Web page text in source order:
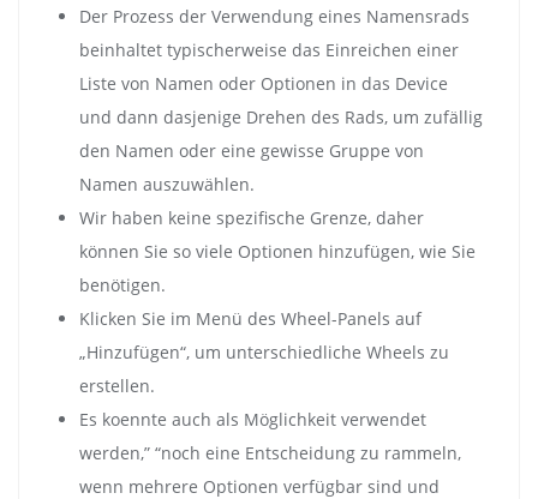
Der Prozess der Verwendung eines Namensrads
beinhaltet typischerweise das Einreichen einer
Liste von Namen oder Optionen in das Device
und dann dasjenige Drehen des Rads, um zufällig
den Namen oder eine gewisse Gruppe von
Namen auszuwählen.
Wir haben keine spezifische Grenze, daher
können Sie so viele Optionen hinzufügen, wie Sie
benötigen.
Klicken Sie im Menü des Wheel-Panels auf
„Hinzufügen“, um unterschiedliche Wheels zu
erstellen.
Es koennte auch als Möglichkeit verwendet
werden,” “noch eine Entscheidung zu rammeln,
wenn mehrere Optionen verfügbar sind und